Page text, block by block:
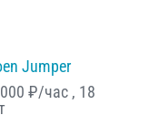
Jumper
₽/час , 18